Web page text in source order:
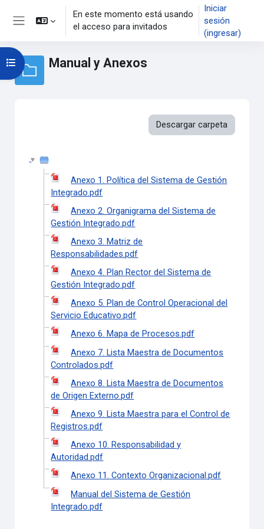
Saltar al contenido principal
En este momento está usando
el acceso para invitados
Iniciar
sesión
(ingresar)
Manual y Anexos
Abrir índice del curso
Descargar carpeta
Anexo 1. Política del Sistema de Gestión
Integrado.pdf
Anexo 2. Organigrama del Sistema de
Gestión Integrado.pdf
Anexo 3. Matriz de
Responsabilidades.pdf
Anexo 4. Plan Rector del Sistema de
Gestión Integrado.pdf
Anexo 5. Plan de Control Operacional del
Servicio Educativo.pdf
Anexo 6. Mapa de Procesos.pdf
Anexo 7. Lista Maestra de Documentos
Controlados.pdf
Anexo 8. Lista Maestra de Documentos
de Origen Externo.pdf
Anexo 9. Lista Maestra para el Control de
Registros.pdf
Anexo 10. Responsabilidad y
Autoridad.pdf
Anexo 11. Contexto Organizacional.pdf
Manual del Sistema de Gestión
Integrado.pdf